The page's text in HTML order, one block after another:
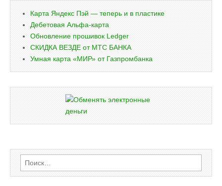
Карта Яндекс Пэй — теперь и в пластике
Дебетовая Альфа-карта
Обновление прошивок Ledger
СКИДКА ВЕЗДЕ от МТС БАНКА
Умная карта «МИР» от Газпромбанка
Найти: